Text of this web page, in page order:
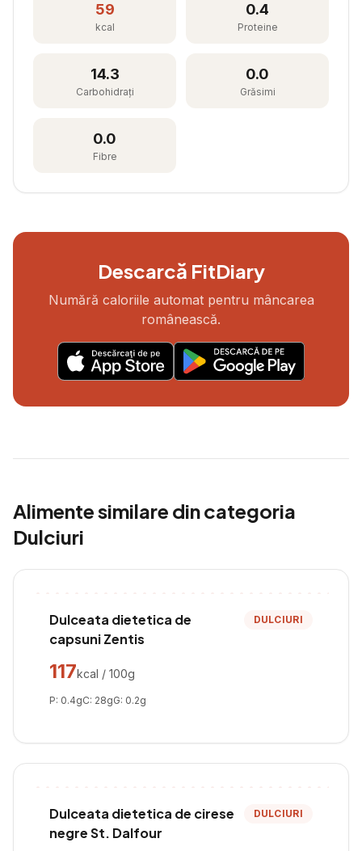
59
kcal
0.4
Proteine
14.3
Carbohidrați
0.0
Grăsimi
0.0
Fibre
Descarcă FitDiary
Numără caloriile automat pentru mâncarea
românească.
Alimente similare din categoria
Dulciuri
Dulceata dietetica de
capsuni Zentis
DULCIURI
117kcal / 100g
P: 0.4gC: 28gG: 0.2g
Dulceata dietetica de cirese
negre St. Dalfour
DULCIURI